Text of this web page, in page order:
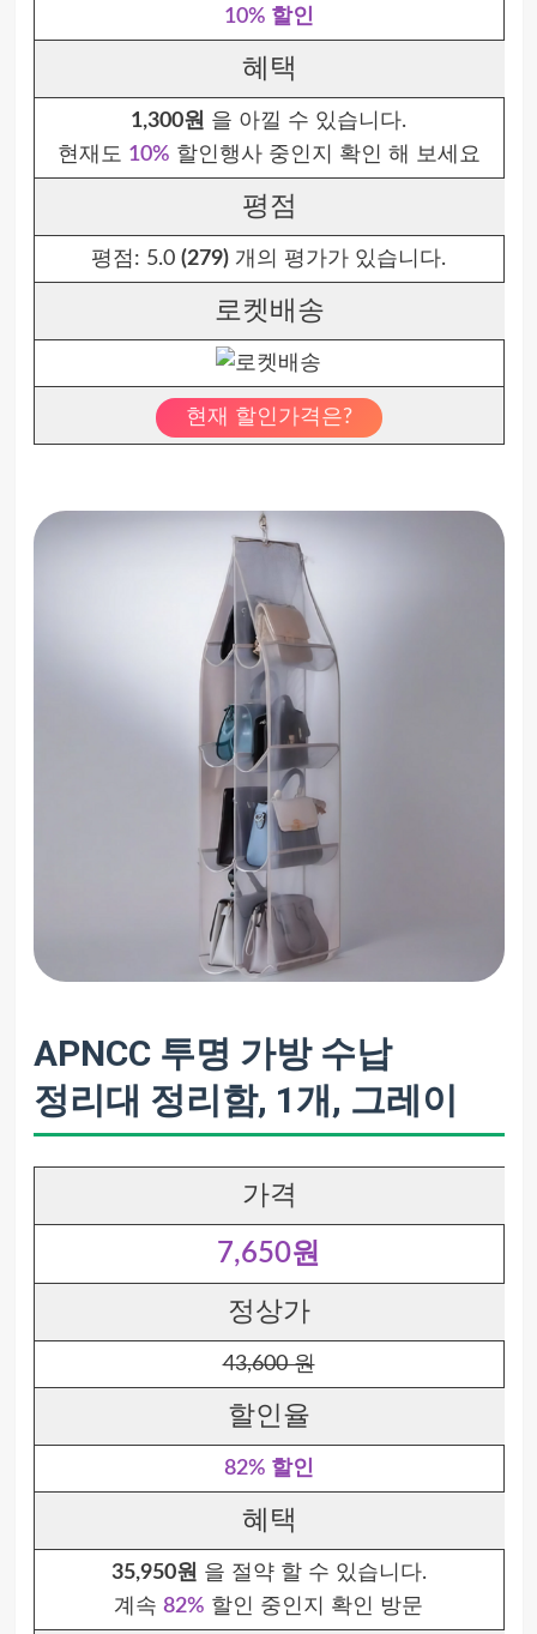
10% 할인
혜택
1,300원 을 아낄 수 있습니다.
현재도 10% 할인행사 중인지 확인 해 보세요
평점
평점: 5.0 (279) 개의 평가가 있습니다.
로켓배송
현재 할인가격은?
APNCC 투명 가방 수납
정리대 정리함, 1개, 그레이
가격
7,650원
정상가
43,600 원
할인율
82% 할인
혜택
35,950원 을 절약 할 수 있습니다.
계속 82% 할인 중인지 확인 방문